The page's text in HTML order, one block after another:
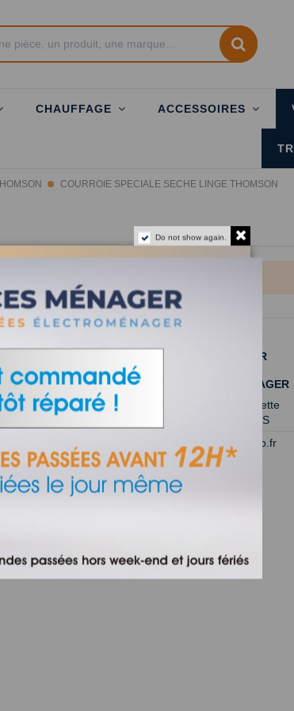
CHAUFFAGE ACCESSOIRES
COURROIE SPECIALE SECHE LINGE THOMSON
NOUS CONTACTER
MIDI PIÈCES MÉNAGER
175 rue Garriguette
34130 ST AUNES
contact@servero.fr
Do not show again.